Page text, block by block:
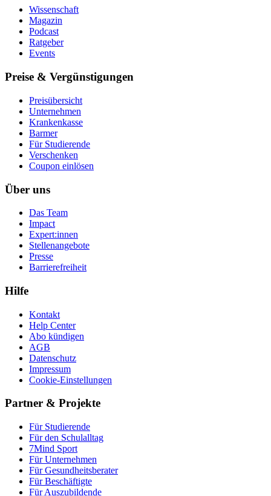
Wissenschaft
Magazin
Podcast
Ratgeber
Events
Preise & Vergünstigungen
Preisübersicht
Unternehmen
Krankenkasse
Barmer
Für Studierende
Ver­schen­ken
Coupon einlösen
Über uns
Das Team
Impact
Expert:innen
Stellenangebote
Presse
Barrierefreiheit
Hilfe
Kontakt
Help Center
Abo kündigen
AGB
Datenschutz
Impressum
Cookie-Einstellungen
Partner & Projekte
Für Stu­die­rende
Für den Schulalltag
7Mind Sport
Für Unter­neh­men
Für Gesund­heits­be­ra­ter
Für Beschäftigte
Für Auszubildende